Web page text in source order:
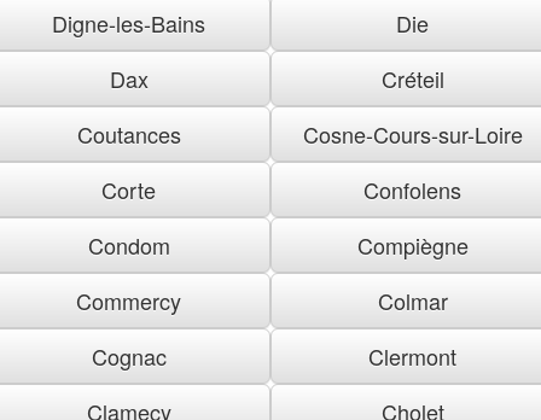
Digne-les-Bains
Die
Dax
Créteil
Coutances
Cosne-Cours-sur-Loire
Corte
Confolens
Condom
Compiègne
Commercy
Colmar
Cognac
Clermont
Clamecy
Cholet